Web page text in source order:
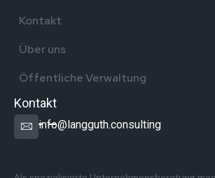
Kontakt
Über uns
Öffentliche Verwaltung
Kontakt
info@langguth.consulting